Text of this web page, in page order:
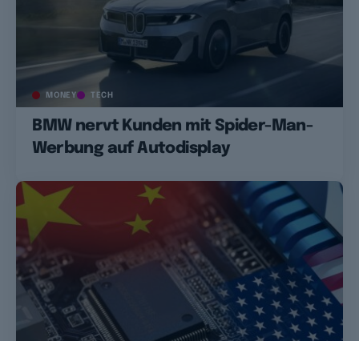
MONEY TECH
BMW nervt Kunden mit Spider-Man-
Werbung auf Autodisplay